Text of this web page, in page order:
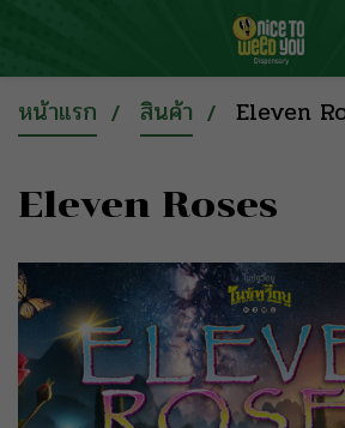
หน้าแรก สินค้า Eleven
Eleven Roses